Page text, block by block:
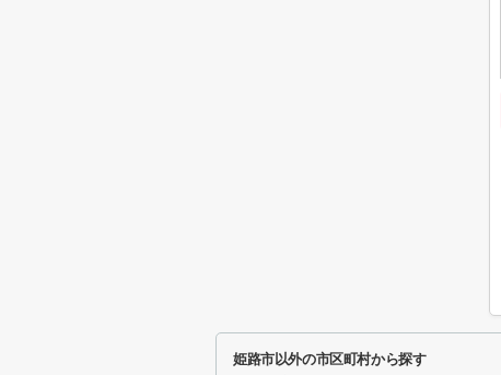
姫路市以外の市区町村から探す